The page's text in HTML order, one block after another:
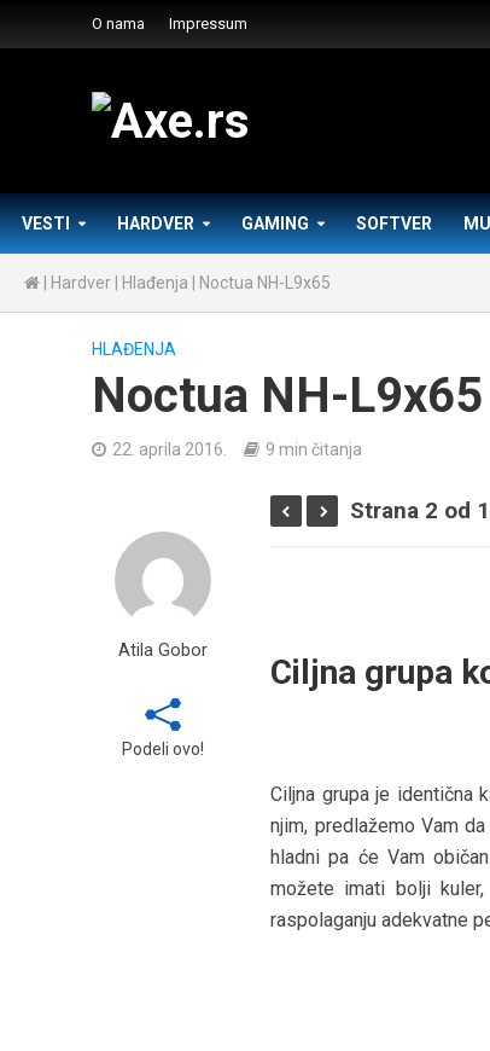
O nama Impressum
VESTI HARDVER GAMING SOFTVER
Hardver Hlađenja Noctua NH-L9x65
HLAĐENJA
Noctua NH-L9x65
22. aprila 2016. 9 min čitanja
Atila Gobor
Podeli ovo!
Strana 2 od
Ciljna grupa
Ciljna grupa je identična
njim, predlažemo Vam
hladni pa će Vam
možete imati bolji
raspolaganju adekvatne